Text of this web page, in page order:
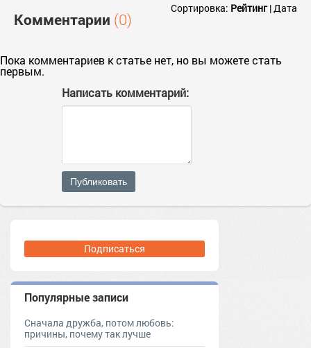
Комментарии (0)
Сортировка: Рейтинг|Дата
Пока комментариев к статье нет, но вы можете стать
первым.
Написать комментарий:
Публиковать
Подписаться
Популярные записи
Сначала дружба, потом любовь:
причины, почему так лучше